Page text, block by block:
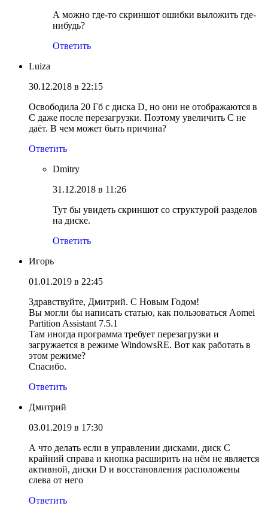
А можно где-то скриншот ошибки выложить где-
нибудь?
Ответить
Luiza
30.12.2018 в 22:15
Освободила 20 Гб с диска D, но они не отображаются в
С даже после перезагрузки. Поэтому увеличить С не
даёт. В чем может быть причина?
Ответить
Dmitry
31.12.2018 в 11:26
Тут бы увидеть скриншот со структурой разделов
на диске.
Ответить
Игорь
01.01.2019 в 22:45
Здравствуйте, Дмитрий. С Новым Годом!
Вы могли бы написать статью, как пользоваться Aomei
Partition Assistant 7.5.1
Там иногда программа требует перезагрузки и
загружается в режиме WindowsRE. Вот как работать в
этом режиме?
Спасибо.
Ответить
Дмитрий
03.01.2019 в 17:30
А что делать если в управлении дисками, диск С
крайний справа и кнопка расширить на нём не является
активной, диски D и восстановления расположены
слева от него
Ответить